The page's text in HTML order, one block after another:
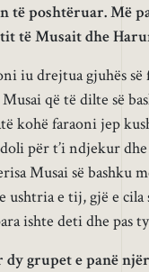
të poshtëruar. Më
të Musait dhe
iu drejtua gjuhës
që të dilte së
kohë faraoni jep
për t’i ndjekur
Musai së bashku
ushtria e tij, gjë e
ishte deti dhe pas
grupet e panë